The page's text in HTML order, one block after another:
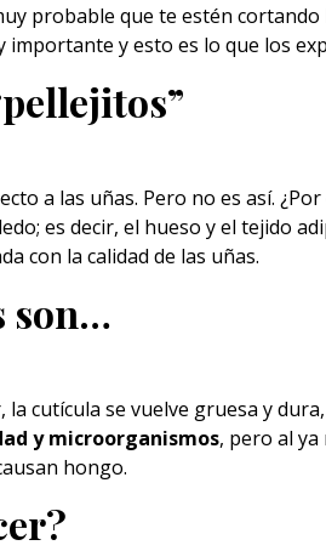
probable que te estén cortando
y esto es lo que los
a las uñas. Pero no es así.
es decir, el hueso y el tejido
con la calidad de las uñas.
son…
cutícula se vuelve gruesa y
y microorganismos, pero al
hongo.